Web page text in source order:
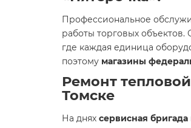
Профессиональное
работы торговых объектов.
где каждая единица
поэтому магазины
Ремонт
Томске
На днях сервисная